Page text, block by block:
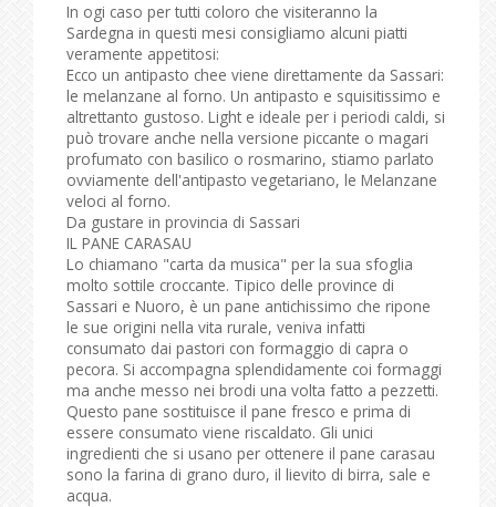
In ogi caso per tutti coloro che visiteranno la
Sardegna in questi mesi consigliamo alcuni piatti
veramente appetitosi:
Ecco un antipasto chee viene direttamente da Sassari:
le melanzane al forno. Un antipasto e squisitissimo e
altrettanto gustoso. Light e ideale per i periodi caldi, si
può trovare anche nella versione piccante o magari
profumato con basilico o rosmarino, stiamo parlato
ovviamente dell'antipasto vegetariano, le Melanzane
veloci al forno.
Da gustare in provincia di Sassari
IL PANE CARASAU
Lo chiamano "carta da musica" per la sua sfoglia
molto sottile croccante. Tipico delle province di
Sassari e Nuoro, è un pane antichissimo che ripone
le sue origini nella vita rurale, veniva infatti
consumato dai pastori con formaggio di capra o
pecora. Si accompagna splendidamente coi formaggi
ma anche messo nei brodi una volta fatto a pezzetti.
Questo pane sostituisce il pane fresco e prima di
essere consumato viene riscaldato. Gli unici
ingredienti che si usano per ottenere il pane carasau
sono la farina di grano duro, il lievito di birra, sale e
acqua.